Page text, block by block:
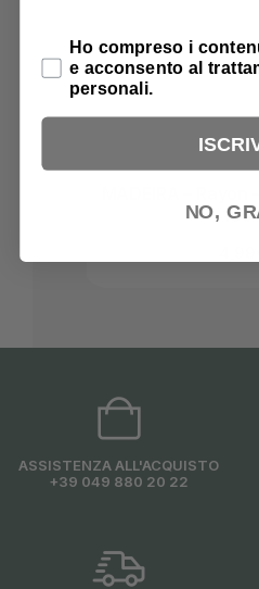
ASSISTENZA ALL'ACQUISTO
+39 049 880 20 22
Privacy Policy
Ho compreso i
e acconsento al
personali.
NO,